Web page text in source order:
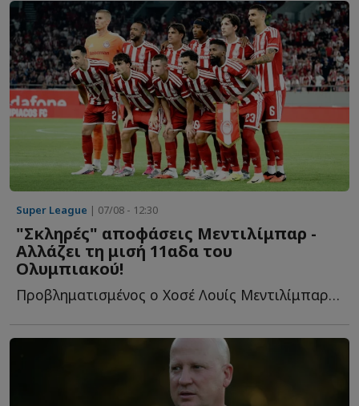
Super League | 07/08 - 12:30
"Σκληρές" αποφάσεις Μεντιλίμπαρ -
Αλλάζει τη μισή 11αδα του
Ολυμπιακού!
Προβληματισμένος ο Χοσέ Λουίς Μεντιλίμπαρ από το πρώτο π...